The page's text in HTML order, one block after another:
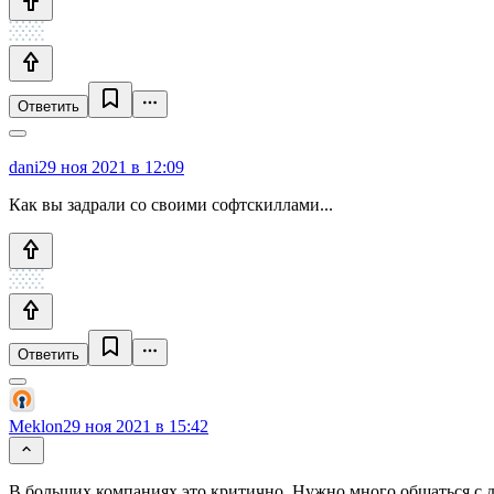
Ответить
dani29 ноя 2021 в 12:09
Как вы задрали со своими софтскиллами...
Ответить
Meklon29 ноя 2021 в 15:42